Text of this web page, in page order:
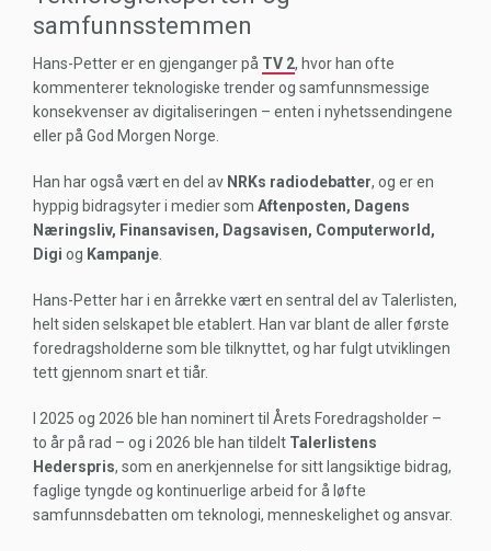
samfunnsstemmen
Hans-Petter er en gjenganger på TV 2, hvor han ofte
kommenterer teknologiske trender og samfunnsmessige
konsekvenser av digitaliseringen – enten i nyhetssendingene
eller på God Morgen Norge.
Han har også vært en del av NRKs radiodebatter, og er en
hyppig bidragsyter i medier som Aftenposten, Dagens
Næringsliv, Finansavisen, Dagsavisen, Computerworld,
Digi og Kampanje
Hans-Petter har i en årrekke vært en sentral del av Talerlisten,
helt siden selskapet ble etablert. Han var blant de aller første
foredragsholderne som ble tilknyttet, og har fulgt utviklingen
tett gjennom snart et tiår.
I 2025 og 2026 ble han nominert til Årets Foredragsholder –
to år på rad – og i 2026 ble han tildelt Talerlistens
Hederspris, som en anerkjennelse for sitt langsiktige bidrag,
faglige tyngde og kontinuerlige arbeid for å løfte
samfunnsdebatten om teknologi, menneskelighet og ansvar.